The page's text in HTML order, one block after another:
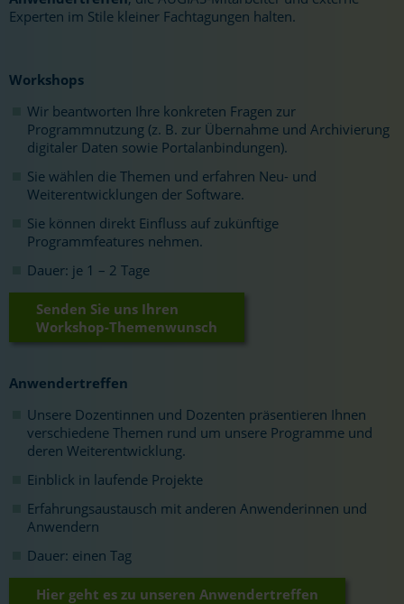
Experten im Stile kleiner Fachtagungen halten.
Workshops
Wir beantworten Ihre konkreten Fragen zur
Programmnutzung (z. B. zur Übernahme und Archivierung
digitaler Daten sowie Portalanbindungen).
Sie wählen die Themen und erfahren Neu- und
Weiterentwicklungen der Software.
Sie können direkt Einfluss auf zukünftige
Programmfeatures nehmen.
Dauer: je 1 – 2 Tage
Senden Sie uns Ihren
Workshop-Themenwunsch
Anwendertreffen
Unsere Dozentinnen und Dozenten präsentieren Ihnen
verschiedene Themen rund um unsere Programme und
deren Weiterentwicklung.
Einblick in laufende Projekte
Erfahrungsaustausch mit anderen Anwenderinnen und
Anwendern
Dauer: einen Tag
Hier geht es zu unseren Anwendertreffen